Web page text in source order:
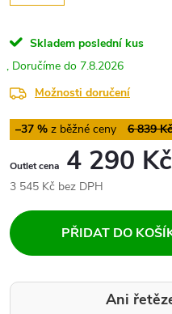
Skladem poslední kus
7.8.2026
Možnosti doručení
6 839 Kč
–37 %
4 290 Kč
3 545 Kč bez DPH
PŘIDAT DO
Ani